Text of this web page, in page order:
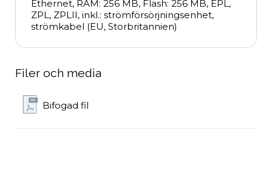
Ethernet, RAM: 256 MB, Flash: 256 MB, EPL,
ZPL, ZPLII, inkl.: strömförsörjningsenhet,
strömkabel (EU, Storbritannien)
Filer och media
Bifogad fil